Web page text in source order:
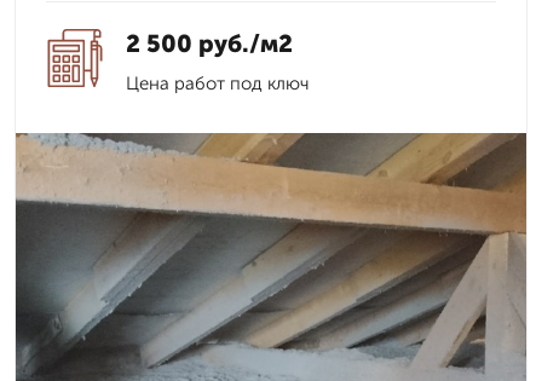
2 500 руб./м2
Цена работ под ключ